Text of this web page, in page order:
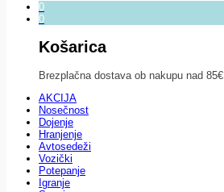
0
0
Košarica
Brezplačna dostava ob nakupu nad 85€
AKCIJA
Nosečnost
Dojenje
Hranjenje
Avtosedeži
Vozički
Potepanje
Igranje